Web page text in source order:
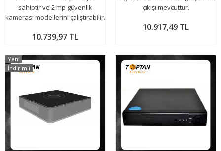
sahiptir ve 2 mp güvenlik
kamerası modellerini çalıştırabilir.
10.739,97 TL
çıkışı mevcuttur.
10.917,49 TL
Yeni
İndirimli